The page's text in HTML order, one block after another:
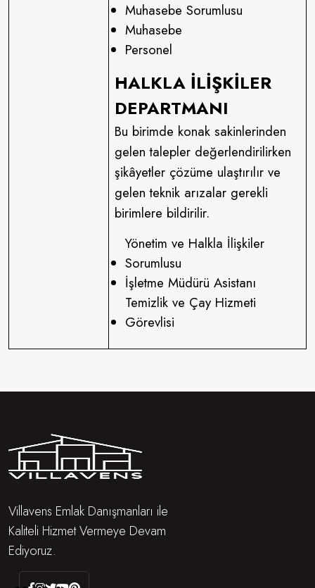
Muhasebe Sorumlusu
Muhasebe
Personel
HALKLA İLİŞKİLER
DEPARTMANI
Bu birimde konak sakinlerinden
gelen talepler değerlendirilirken
şikâyetler çözüme ulaştırılır ve
gelen teknik arızalar gerekli
birimlere bildirilir.
Yönetim ve Halkla İlişkiler
Sorumlusu
İşletme Müdürü Asistanı
Temizlik ve Çay Hizmeti
Görevlisi
Villavens Emlak Danışmanları ile
Kaliteli Hizmet Vermeye Devam
Ediyoruz.